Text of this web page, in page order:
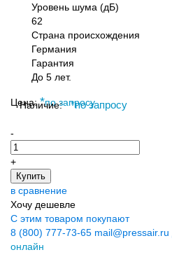
Уровень шума (дБ)
62
Страна происхождения
Германия
Гарантия
До 5 лет.
Цена: *по запросу
Наличие: *по запросу
-
+
Купить
в сравнение
Хочу дешевле
С этим товаром покупают
8 (800) 777-73-65 mail@pressair.ru
онлайн